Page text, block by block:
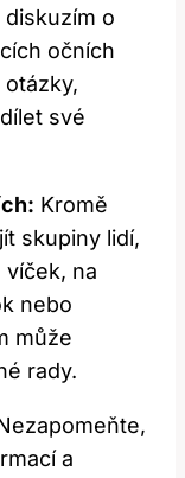
o
očních
své
Kromě
skupiny lidí,
na
nebo
může
rady.
a